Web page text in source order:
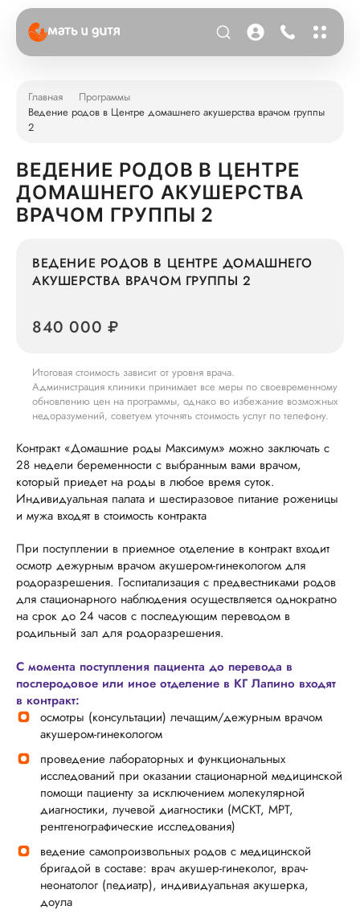
Главная
Программы
Ведение родов в Центре домашнего акушерства врачом группы
2
ВЕДЕНИЕ РОДОВ В ЦЕНТРЕ
ДОМАШНЕГО АКУШЕРСТВА
ВРАЧОМ ГРУППЫ 2
Контракт «Домашние роды Максимум» можно заключать с
28 недели беременности с выбранным вами врачом,
который приедет на роды в любое время суток.
Индивидуальная палата и шестиразовое питание роженицы
и мужа входят в стоимость контракта
При поступлении в приемное отделение в контракт входит
осмотр дежурным врачом акушером-гинекологом для
родоразрешения. Госпитализация с предвестниками родов
для стационарного наблюдения осуществляется однократно
на срок до 24 часов с последующим переводом в
родильный зал для родоразрешения.
С момента поступления пациента до перевода в
послеродовое или иное отделение в КГ Лапино входят
в контракт:
осмотры (консультации) лечащим/дежурным врачом
акушером-гинекологом
проведение лабораторных и функциональных
исследований при оказании стационарной медицинской
помощи пациенту за исключением молекулярной
диагностики, лучевой диагностики (МСКТ, МРТ,
рентгенографические исследования)
ведение самопроизвольных родов с медицинской
бригадой в составе: врач акушер-гинеколог, врач-
неонатолог (педиатр), индивидуальная акушерка,
доула
ВЕДЕНИЕ РОДОВ В ЦЕНТРЕ ДОМАШНЕГО
АКУШЕРСТВА ВРАЧОМ ГРУППЫ 2
840 000 ₽
Итоговая стоимость зависит от уровня врача.
Администрация клиники принимает все меры по своевременному
обновлению цен на программы, однако во избежание возможных
недоразумений, советуем уточнять стоимость услуг по телефону.